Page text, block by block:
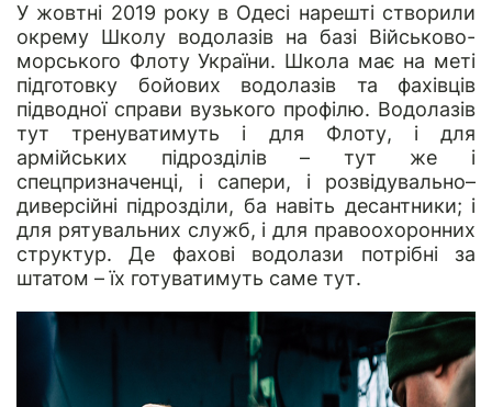
У жовтні 2019 року в Одесі нарешті створили
окрему Школу водолазів на базі Військово-
морського Флоту України. Школа має на меті
підготовку бойових водолазів та фахівців
підводної справи вузького профілю. Водолазів
тут тренуватимуть і для Флоту, і для
армійських підрозділів – тут же і
спецпризначенці, і сапери, і розвідувально–
диверсійні підрозділи, ба навіть десантники; і
для рятувальних служб, і для правоохоронних
структур. Де фахові водолази потрібні за
штатом – їх готуватимуть саме тут.